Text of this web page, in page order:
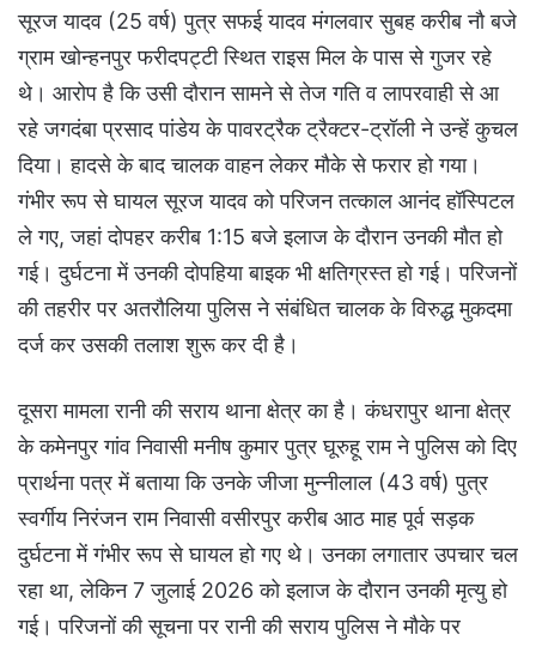
सूरज यादव (25 वर्ष) पुत्र सफई यादव मंगलवार सुबह करीब नौ बजे
ग्राम खोन्हनपुर फरीदपट्टी स्थित राइस मिल के पास से गुजर रहे
थे। आरोप है कि उसी दौरान सामने से तेज गति व लापरवाही से आ
रहे जगदंबा प्रसाद पांडेय के पावरट्रैक ट्रैक्टर-ट्रॉली ने उन्हें कुचल
दिया। हादसे के बाद चालक वाहन लेकर मौके से फरार हो गया।
गंभीर रूप से घायल सूरज यादव को परिजन तत्काल आनंद हॉस्पिटल
ले गए, जहां दोपहर करीब 1:15 बजे इलाज के दौरान उनकी मौत हो
गई। दुर्घटना में उनकी दोपहिया बाइक भी क्षतिग्रस्त हो गई। परिजनों
की तहरीर पर अतरौलिया पुलिस ने संबंधित चालक के विरुद्ध मुकदमा
दर्ज कर उसकी तलाश शुरू कर दी है।
दूसरा मामला रानी की सराय थाना क्षेत्र का है। कंधरापुर थाना क्षेत्र
के कमेनपुर गांव निवासी मनीष कुमार पुत्र घूरुहू राम ने पुलिस को दिए
प्रार्थना पत्र में बताया कि उनके जीजा मुन्नीलाल (43 वर्ष) पुत्र
स्वर्गीय निरंजन राम निवासी वसीरपुर करीब आठ माह पूर्व सड़क
दुर्घटना में गंभीर रूप से घायल हो गए थे। उनका लगातार उपचार चल
रहा था, लेकिन 7 जुलाई 2026 को इलाज के दौरान उनकी मृत्यु हो
गई। परिजनों की सूचना पर रानी की सराय पुलिस ने मौके पर